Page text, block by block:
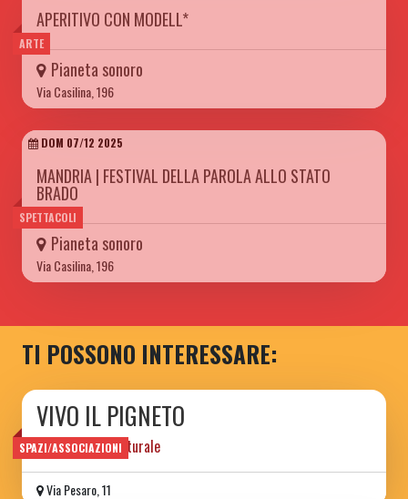
ARTE
APERITIVO CON MODELL*
Pianeta sonoro
Via Casilina, 196
SPETTACOLI
DOM 07/12 2025
MANDRIA | FESTIVAL DELLA PAROLA ALLO STATO
BRADO
Pianeta sonoro
Via Casilina, 196
TI POSSONO INTERESSARE:
SPAZI/ASSOCIAZIONI
VIVO IL PIGNETO
associazione culturale
Via Pesaro, 11